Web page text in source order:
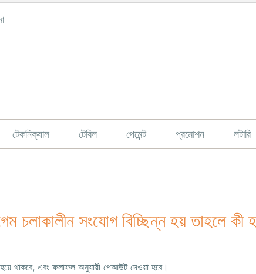
টেকনিক্যাল টেবিল পেমেন্ট প্রমোশন লটারি
চলাকালীন সংযোগ বিচ্ছিন্ন হয় তাহলে কী
থাকবে, এবং ফলাফল অনুযায়ী পেআউট দেওয়া হবে।